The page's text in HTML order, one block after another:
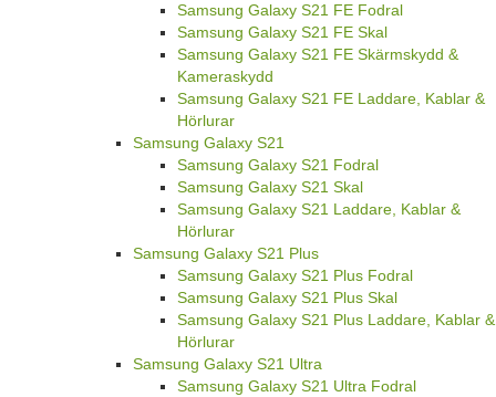
Samsung Galaxy S21 FE Fodral
Samsung Galaxy S21 FE Skal
Samsung Galaxy S21 FE Skärmskydd &
Kameraskydd
Samsung Galaxy S21 FE Laddare, Kablar &
Hörlurar
Samsung Galaxy S21
Samsung Galaxy S21 Fodral
Samsung Galaxy S21 Skal
Samsung Galaxy S21 Laddare, Kablar &
Hörlurar
Samsung Galaxy S21 Plus
Samsung Galaxy S21 Plus Fodral
Samsung Galaxy S21 Plus Skal
Samsung Galaxy S21 Plus Laddare, Kablar &
Hörlurar
Samsung Galaxy S21 Ultra
Samsung Galaxy S21 Ultra Fodral